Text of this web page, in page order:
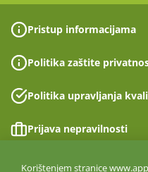
Pristup informacijama
Politika zaštite
Politika upravljanja
Prijava nepravilnosti
Izjava o pristupačnosti
Korištenjem stranice